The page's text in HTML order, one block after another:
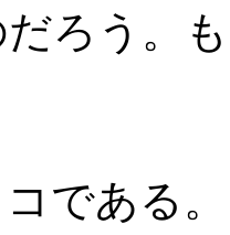
ろう。
である。